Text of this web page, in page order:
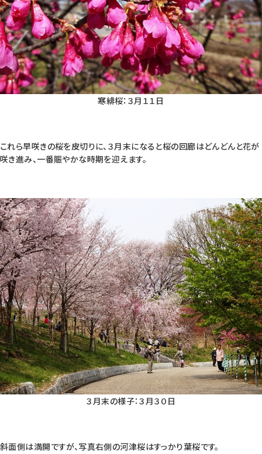
寒緋桜：３月１１日
これら早咲きの桜を皮切りに、３月末になると桜の回廊はどんどんと花が
咲き進み、一番賑やかな時期を迎えます。
３月末の様子：３月３０日
斜面側は満開ですが、写真右側の河津桜はすっかり葉桜です。